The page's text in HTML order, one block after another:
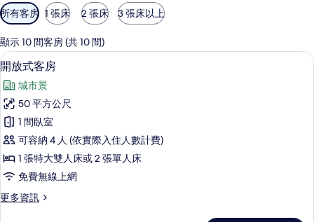
可
用
的
客
房
篩
選
條
件
所有客房 1 張床 2 張床 3 張床以上
顯示 10 間客房 (共 10 間)
顯
示
開
放
式
客
房
的
所
客房內保險箱、書桌、隔音、免費搖
17
開放式客房
城市景
50 平方公尺
1 間臥室
可容納 4 人 (依實際入住人數計費)
1 張特大雙人床或 2 張單人床
免費無線上網
更多資訊
更